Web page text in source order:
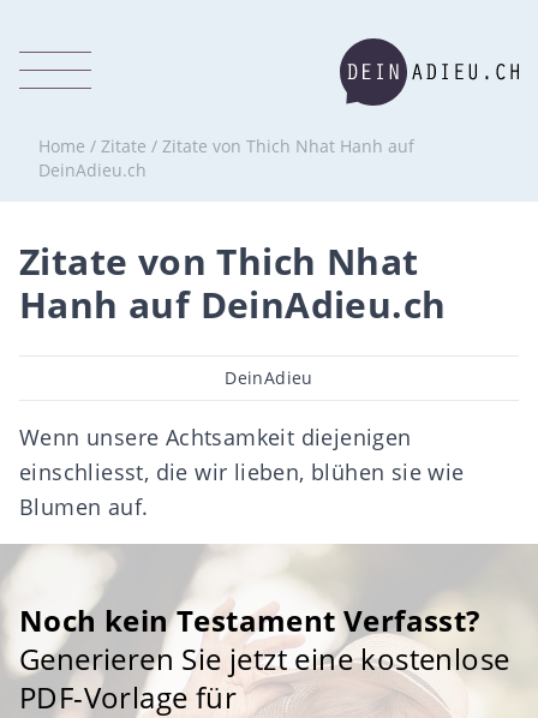
Home / Zitate / Zitate von Thich Nhat Hanh auf
DeinAdieu.ch
Zitate von Thich Nhat
Hanh auf DeinAdieu.ch
Beitragsautor
DeinAdieu
Wenn unsere Achtsamkeit diejenigen
einschliesst, die wir lieben, blühen sie wie
Blumen auf.
Noch kein Testament Verfasst?
Generieren Sie jetzt eine kostenlose
PDF-Vorlage für